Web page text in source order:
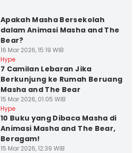
Apakah Masha Bersekolah
dalam Animasi Masha and The
Bear?
16 Mar 2026, 15:19 WIB
Hype
7 Camilan Lebaran Jika
Berkunjung ke Rumah Beruang
Masha and The Bear
15 Mar 2026, 01:05 WIB
Hype
10 Buku yang Dibaca Masha di
Animasi Masha and The Bear,
Beragam!
15 Mar 2026, 12:39 WIB